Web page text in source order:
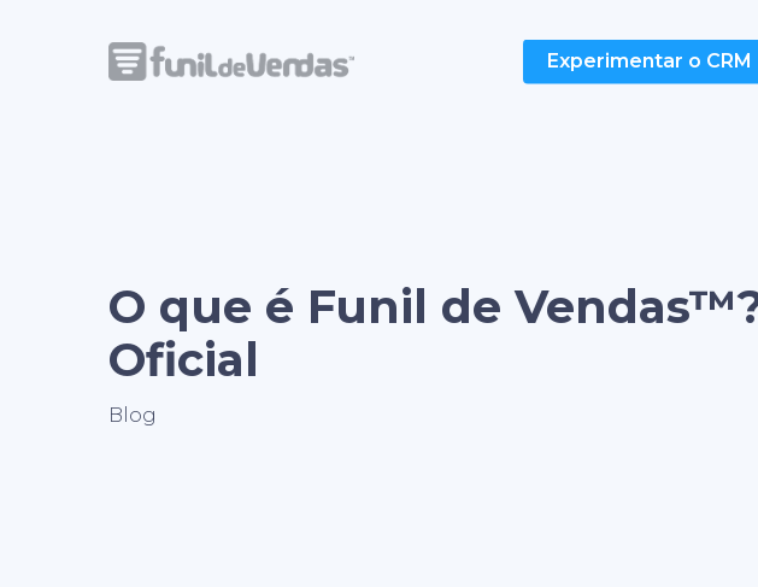
Experimentar o CRM
O que é Funil de
Oficial
Blog